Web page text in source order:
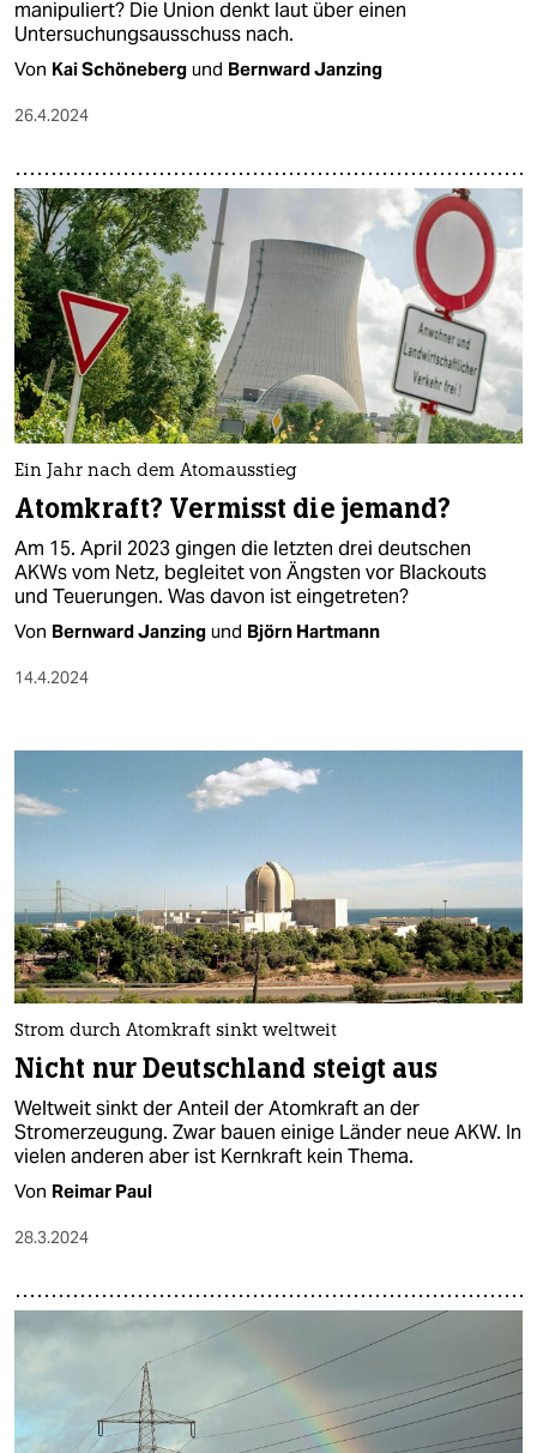
manipuliert? Die Union denkt laut über einen
Untersuchungsausschuss nach.
Von Kai Schöneberg und Bernward Janzing
26.4.2024
Ein Jahr nach dem Atomausstieg
Atomkraft? Vermisst die jemand?
Am 15. April 2023 gingen die letzten drei deutschen
AKWs vom Netz, begleitet von Ängsten vor Blackouts
und Teuerungen. Was davon ist eingetreten?
Von Bernward Janzing und Björn Hartmann
14.4.2024
Strom durch Atomkraft sinkt weltweit
Nicht nur Deutschland steigt aus
Weltweit sinkt der Anteil der Atomkraft an der
Stromerzeugung. Zwar bauen einige Länder neue AKW. In
vielen anderen aber ist Kernkraft kein Thema.
Von Reimar Paul
28.3.2024